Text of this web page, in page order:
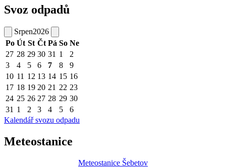
Svoz odpadů
Srpen2026
Po Út St Čt Pá So Ne
27 28 29 30 31 1
2
3
4 5 6 7 8
9
10 11 12 13 14 15 16
17 18 19 20 21 22 23
24 25 26 27 28 29 30
31 1 2 3 4 5
6
Kalendář svozu odpadu
Meteostanice
Meteostanice Šebetov